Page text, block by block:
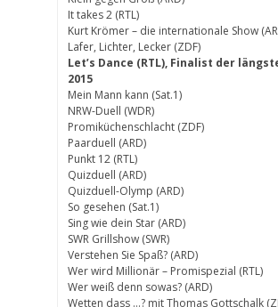
It takes 2 (RTL)
Kurt Krömer – die internationale Show
Lafer, Lichter, Lecker (ZDF)
Let’s Dance (RTL), Finalist der
2015
Mein Mann kann (Sat.1)
NRW-Duell (WDR)
Promiküchenschlacht (ZDF)
Paarduell (ARD)
Punkt 12 (RTL)
Quizduell (ARD)
Quizduell-Olymp (ARD)
So gesehen (Sat.1)
Sing wie dein Star (ARD)
SWR Grillshow (SWR)
Verstehen Sie Spaß? (ARD)
Wer wird Millionär – Promispezial (RTL)
Wer weiß denn sowas? (ARD)
Wetten dass …? mit Thomas Gottschalk